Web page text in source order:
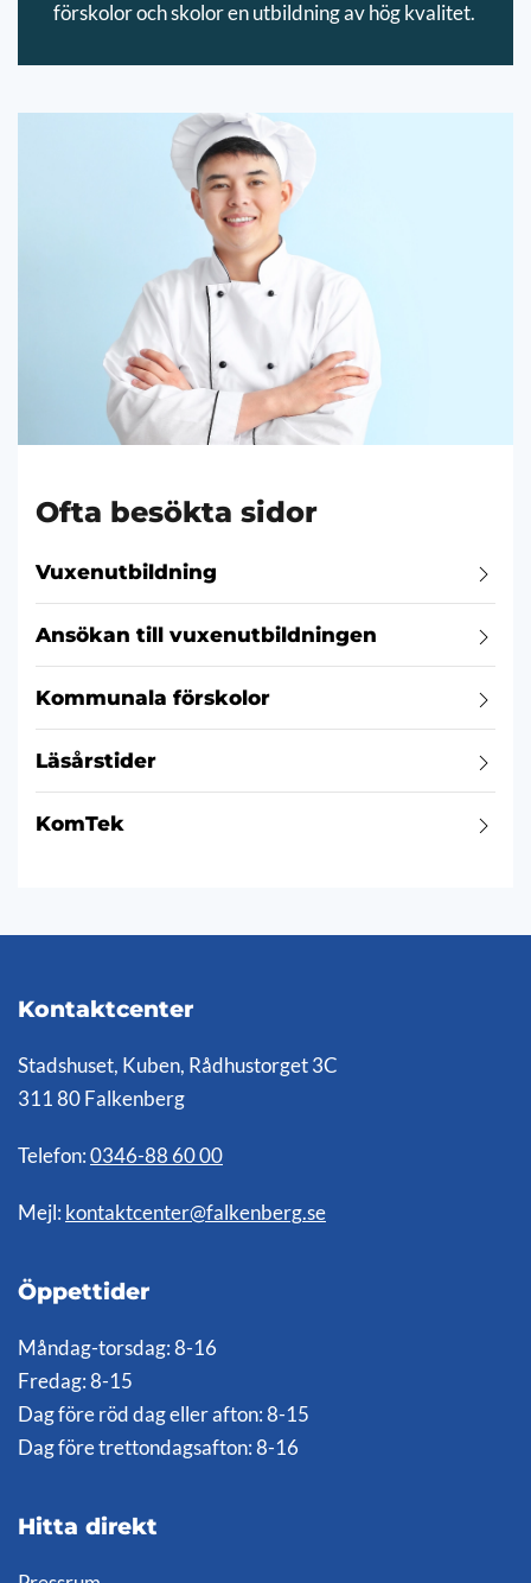
förskolor och skolor en utbildning av hög kvalitet.
Ofta besökta sidor
Vuxenutbildning
Ansökan till vuxenutbildningen
Kommunala förskolor
Läsårstider
KomTek
Kontaktcenter
Stadshuset, Kuben, Rådhustorget 3C
311 80 Falkenberg
Telefon: 0346-88 60 00
Mejl: kontaktcenter@falkenberg.se
Öppettider
Måndag-torsdag: 8-16
Fredag: 8-15
Dag före röd dag eller afton: 8-15
Dag före trettondagsafton: 8-16
Hitta direkt